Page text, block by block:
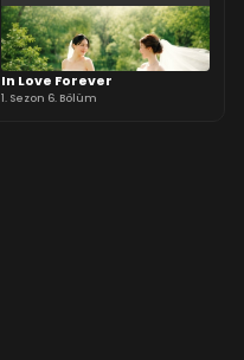
In Love Forever
1. Sezon 6. Bölüm